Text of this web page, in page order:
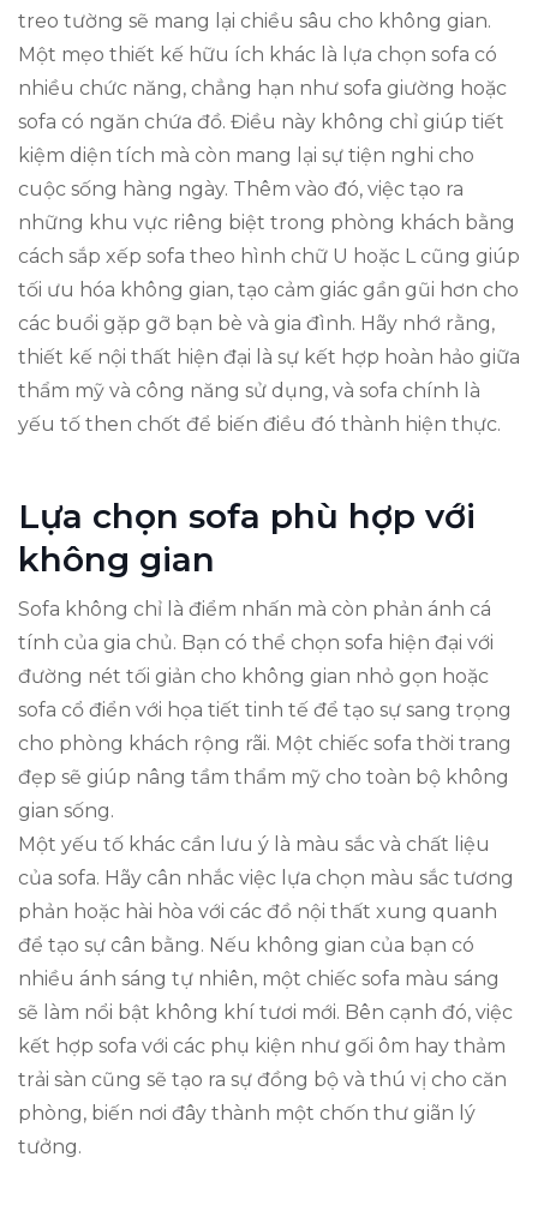
treo tường sẽ mang lại chiều sâu cho không gian.
Một mẹo thiết kế hữu ích khác là lựa chọn sofa có
nhiều chức năng, chẳng hạn như sofa giường hoặc
sofa có ngăn chứa đồ. Điều này không chỉ giúp tiết
kiệm diện tích mà còn mang lại sự tiện nghi cho
cuộc sống hàng ngày. Thêm vào đó, việc tạo ra
những khu vực riêng biệt trong phòng khách bằng
cách sắp xếp sofa theo hình chữ U hoặc L cũng giúp
tối ưu hóa không gian, tạo cảm giác gần gũi hơn cho
các buổi gặp gỡ bạn bè và gia đình. Hãy nhớ rằng,
thiết kế nội thất hiện đại là sự kết hợp hoàn hảo giữa
thẩm mỹ và công năng sử dụng, và sofa chính là
yếu tố then chốt để biến điều đó thành hiện thực.
Lựa chọn sofa phù hợp với
không gian
Sofa không chỉ là điểm nhấn mà còn phản ánh cá
tính của gia chủ. Bạn có thể chọn sofa hiện đại với
đường nét tối giản cho không gian nhỏ gọn hoặc
sofa cổ điển với họa tiết tinh tế để tạo sự sang trọng
cho phòng khách rộng rãi. Một chiếc sofa thời trang
đẹp sẽ giúp nâng tầm thẩm mỹ cho toàn bộ không
gian sống.
Một yếu tố khác cần lưu ý là màu sắc và chất liệu
của sofa. Hãy cân nhắc việc lựa chọn màu sắc tương
phản hoặc hài hòa với các đồ nội thất xung quanh
để tạo sự cân bằng. Nếu không gian của bạn có
nhiều ánh sáng tự nhiên, một chiếc sofa màu sáng
sẽ làm nổi bật không khí tươi mới. Bên cạnh đó, việc
kết hợp sofa với các phụ kiện như gối ôm hay thảm
trải sàn cũng sẽ tạo ra sự đồng bộ và thú vị cho căn
phòng, biến nơi đây thành một chốn thư giãn lý
tưởng.